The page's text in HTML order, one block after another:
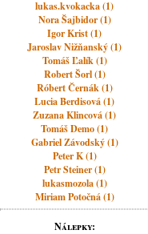
lukas.kvokacka (1)
Nora Šajbidor (1)
Igor Krist (1)
Jaroslav Nižňanský (1)
Tomáš Ľalík (1)
Robert Šorl (1)
Róbert Černák (1)
Lucia Berdisová (1)
Zuzana Klincová (1)
Tomáš Demo (1)
Gabriel Závodský (1)
Peter K (1)
Petr Steiner (1)
lukasmozola (1)
Miriam Potočná (1)
Nálepky: